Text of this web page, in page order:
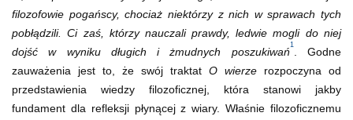
filozofowie pogańscy, chociaż niektórzy z nich w sprawach tych
pobłądzili. Ci zaś, którzy nauczali prawdy, ledwie mogli do niej
dojść w wyniku długich i żmudnych poszukiwań
1
. Godne
zauważenia jest to, że swój traktat O wierzerozpoczyna od
przedstawienia wiedzy filozoficznej, która stanowi jakby
fundament dla refleksji płynącej z wiary. Właśnie filozoficznemu